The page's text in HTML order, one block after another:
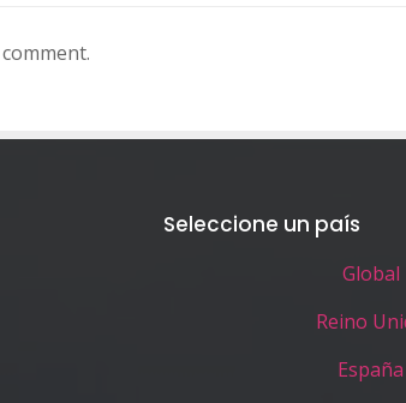
Seleccione un país
Global
Reino
España